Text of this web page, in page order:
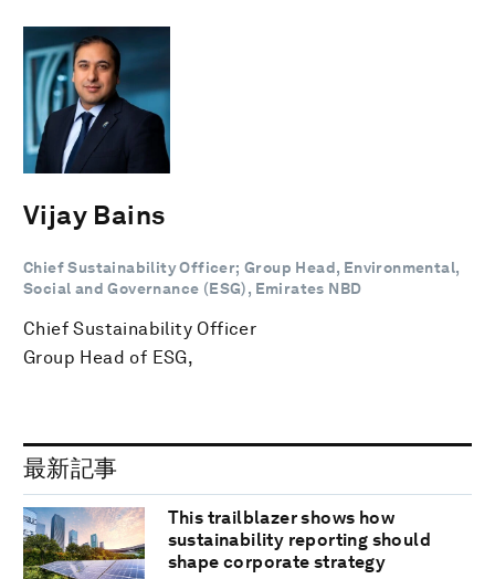
Vijay Bains
Chief Sustainability Officer; Group Head, Environmental,
Social and Governance (ESG), Emirates NBD
Chief Sustainability Officer
Group Head of ESG,
最新記事
This trailblazer shows how
sustainability reporting should
shape corporate strategy